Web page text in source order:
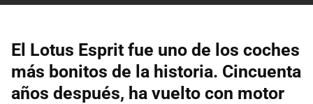
El Lotus Esprit fue uno de los coches
más bonitos de la historia. Cincuenta
años después, ha vuelto con motor